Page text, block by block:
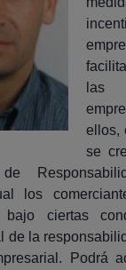
las
ellos,
se
de
los
bajo ciertas
de la
Podrá